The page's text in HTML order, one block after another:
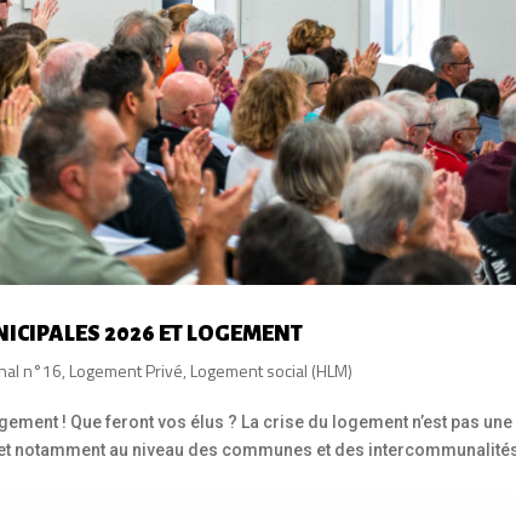
2026 ET LOGEMENT
n°16, Logement Privé, Logement social (HLM)
! Que feront vos élus ? La crise du logement n’est pas une
notamment au niveau des communes et des